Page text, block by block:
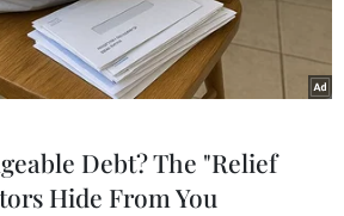
Debt? The "Relief
Hide From You